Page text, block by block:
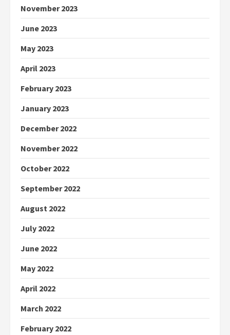
November 2023
June 2023
May 2023
April 2023
February 2023
January 2023
December 2022
November 2022
October 2022
September 2022
August 2022
July 2022
June 2022
May 2022
April 2022
March 2022
February 2022